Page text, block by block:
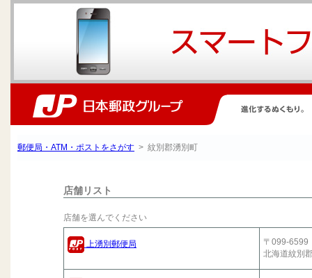
郵便局・ATM・ポストをさがす > 紋別郡湧別町
店舗リスト
店舗を選んでください
上湧別郵便局
〒099-6599
北海道紋別